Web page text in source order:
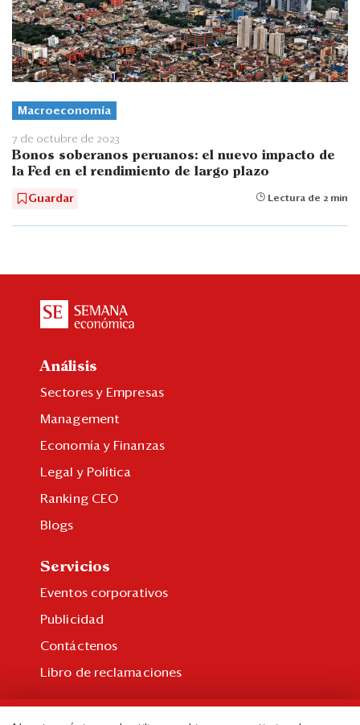
Macroeconomía
7 de octubre de 2023
Bonos soberanos peruanos: el nuevo impacto de
la Fed en el rendimiento de largo plazo
Guardar Lectura de 2 min
Análisis
Sectores y Empresas
Management
Economía y Finanzas
Legal y Política
Ranking CEO
Blogs
Servicios
Eventos corporativos
Publicidad
Contáctenos
Libro de reclamaciones